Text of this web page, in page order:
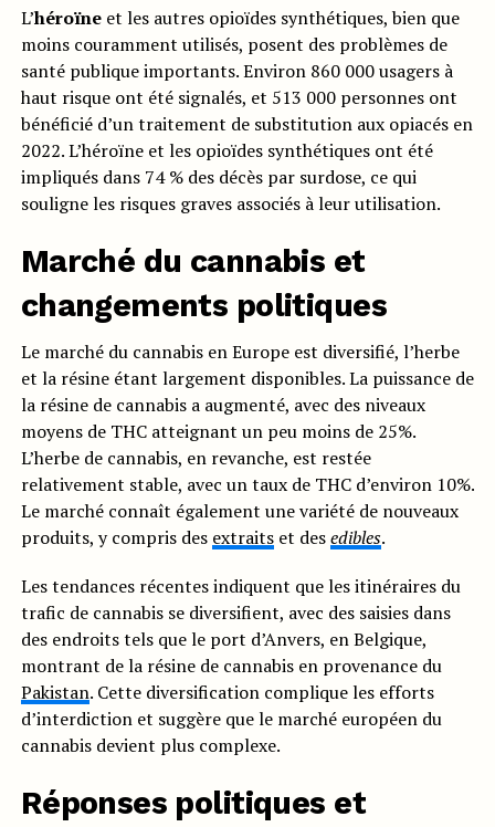
L’héroïneet les autres opioïdes synthétiques, bien que
moins couramment utilisés, posent des problèmes de
santé publique importants. Environ 860 000 usagers à
haut risque ont été signalés, et 513 000 personnes ont
bénéficié d’un traitement de substitution aux opiacés en
2022. L’héroïne et les opioïdes synthétiques ont été
impliqués dans 74 % des décès par surdose, ce qui
souligne les risques graves associés à leur utilisation.
Marché du cannabis et
changements politiques
Le marché du cannabis en Europe est diversifié, l’herbe
et la résine étant largement disponibles. La puissance de
la résine de cannabis a augmenté, avec des niveaux
moyens de THC atteignant un peu moins de 25%.
L’herbe de cannabis, en revanche, est restée
relativement stable, avec un taux de THC d’environ 10%.
Le marché connaît également une variété de nouveaux
produits, y compris des extraitset desedibles.
Les tendances récentes indiquent que les itinéraires du
trafic de cannabis se diversifient, avec des saisies dans
des endroits tels que le port d’Anvers, en Belgique,
montrant de la résine de cannabis en provenance du
Pakistan. Cette diversification complique les efforts
d’interdiction et suggère que le marché européen du
cannabis devient plus complexe.
Réponses politiques et